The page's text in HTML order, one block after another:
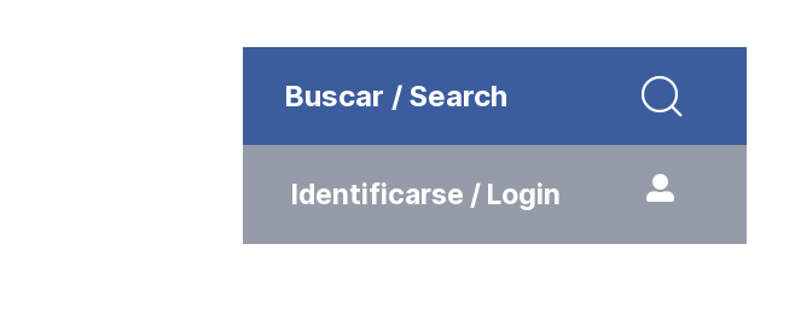
Buscar / Search
Identificarse / Login